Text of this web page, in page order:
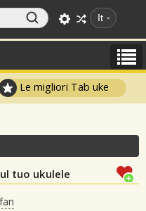
It
Le migliori Tab uke
tuo ukulele
fan